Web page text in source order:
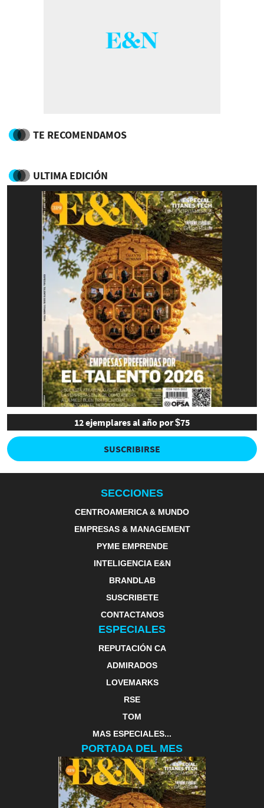
TE RECOMENDAMOS
ULTIMA EDICIÓN
12 ejemplares al año por $75
SUSCRIBIRSE
SECCIONES
CENTROAMERICA & MUNDO
EMPRESAS & MANAGEMENT
PYME EMPRENDE
INTELIGENCIA E&N
BRANDLAB
SUSCRIBETE
CONTACTANOS
ESPECIALES
REPUTACIÓN CA
ADMIRADOS
LOVEMARKS
RSE
TOM
MAS ESPECIALES...
PORTADA DEL MES